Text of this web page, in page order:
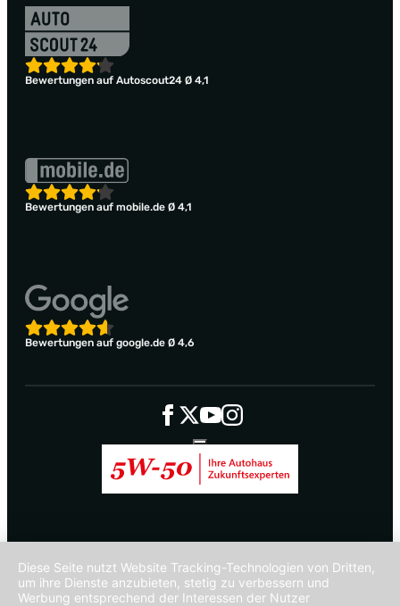
Bewertungen auf Autoscout24 Ø 4,1
Bewertungen auf mobile.de Ø 4,1
Bewertungen auf google.de Ø 4,6
Diese Seite nutzt Website Tracking-Technologien von Dritten,
um ihre Dienste anzubieten, stetig zu verbessern und
Werbung entsprechend der Interessen der Nutzer